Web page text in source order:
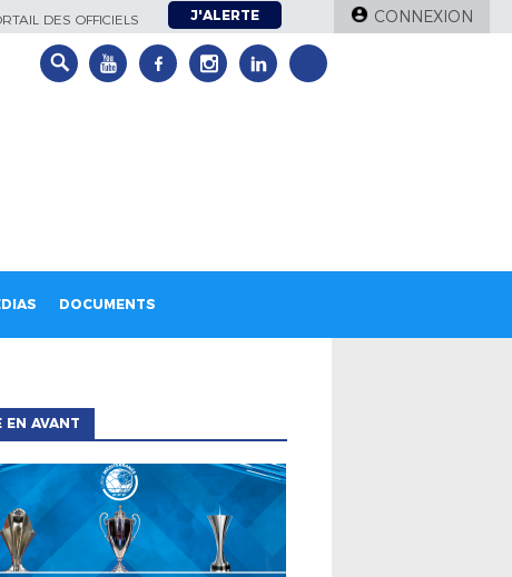
DES OFFICIELS J'ALERTE CONNEXION
DOCUMENTS
EN AVANT